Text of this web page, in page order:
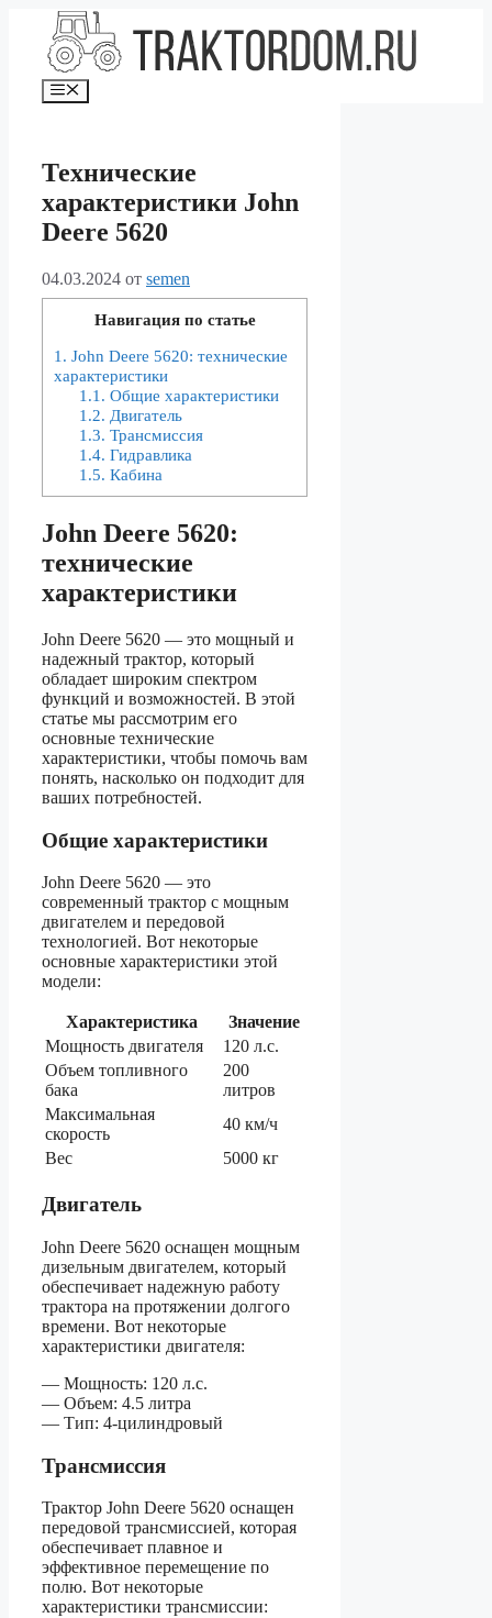
Перейти
содержимому
Меню
Технические
характеристики John
Deere 5620
04.03.2024 от semen
Навигация по статье
1. John Deere 5620: технические
характеристики
1.1. Общие характеристики
1.2. Двигатель
1.3. Трансмиссия
1.4. Гидравлика
1.5. Кабина
John Deere 5620:
технические
характеристики
John Deere 5620 — это мощный и
надежный трактор, который
обладает широким спектром
функций и возможностей. В этой
статье мы рассмотрим его
основные технические
характеристики, чтобы помочь вам
понять, насколько он подходит для
ваших потребностей.
Общие характеристики
John Deere 5620 — это
современный трактор с мощным
двигателем и передовой
технологией. Вот некоторые
основные характеристики этой
модели:
Характеристика
Значение
Мощность двигателя
120 л.с.
Объем топливного
бака
200
литров
Максимальная
скорость
40 км/ч
Вес
5000 кг
Двигатель
John Deere 5620 оснащен мощным
дизельным двигателем, который
обеспечивает надежную работу
трактора на протяжении долгого
времени. Вот некоторые
характеристики двигателя:
— Мощность: 120 л.с.
— Объем: 4.5 литра
— Тип: 4-цилиндровый
Трансмиссия
Трактор John Deere 5620 оснащен
передовой трансмиссией, которая
обеспечивает плавное и
эффективное перемещение по
полю. Вот некоторые
характеристики трансмиссии: